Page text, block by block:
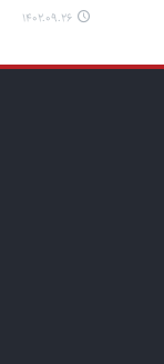
۱۴۰۲.۰۹.۲۶